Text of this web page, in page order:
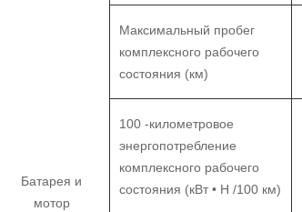
Батарея и
мотор
Максимальный пробег
комплексного рабочего
состояния (км)
100 -километровое
энергопотребление
комплексного рабочего
состояния (кВт • H /100 км)